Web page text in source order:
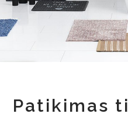
Patikimas